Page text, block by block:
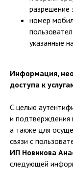
разрешение
номер
указанные
Информация,
доступа к
С целью
и подтверждения
а также для
связи с
ИП Новикова
следующей